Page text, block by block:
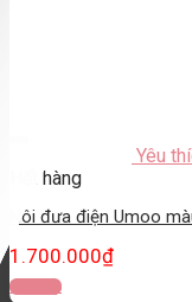
Yêu
Hết hàng
Nôi đưa điện Umoo
1.700.000₫
Đọc tiếp